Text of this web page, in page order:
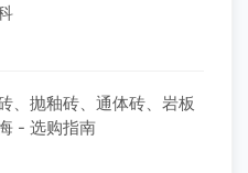
、抛釉砖、通体砖、岩板
- 选购指南